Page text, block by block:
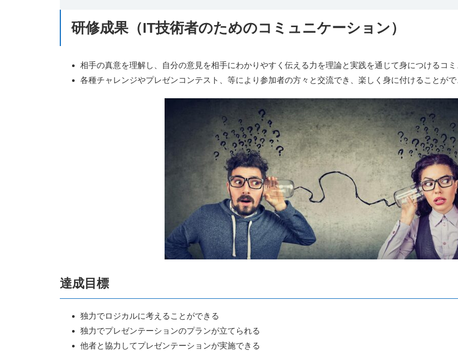
研修成果（IT技術者のためのコミュニケーション）
相手の真意を理解し、自分の意見を相手にわかりやすく伝える力を理論と実践を通じて身につけるコ
各種チャレンジやプレゼンコンテスト、等により参加者の方々と交流でき、楽しく身に付けることが
達成目標
独力でロジカルに考えることができる
独力でプレゼンテーションのプランが立てられる
他者と協力してプレゼンテーションが実施できる